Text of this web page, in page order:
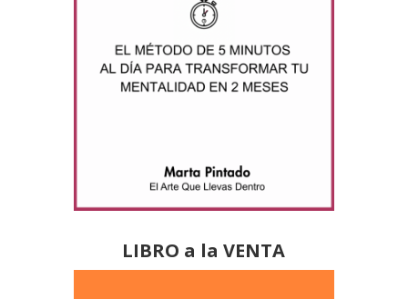
LIBRO a la VENTA